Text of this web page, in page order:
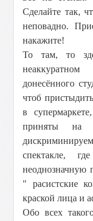
Сделайте так,
неповадно.
накажите!
То там, то
донесённого
чтоб
в
приняты на
спектакле,
неоднозначную
" расистские
краской лица и
Обо всех